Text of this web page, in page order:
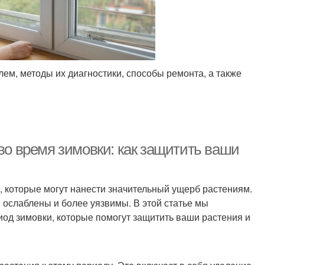
методы их диагностики, способы ремонта, а также
время зимовки: как защитить ваши
могут нанести значительный ущерб растениям.
и более уязвимы. В этой статье мы
зимовки, которые помогут защитить ваши растения и